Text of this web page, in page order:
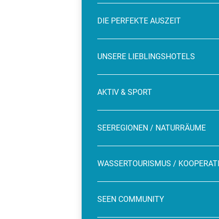
DIE PERFEKTE AUSZEIT
UNSERE LIEBLINGSHOTELS
AKTIV & SPORT
SEEREGIONEN / NATURRÄUME
WASSERTOURISMUS /
SEEN COMMUNITY